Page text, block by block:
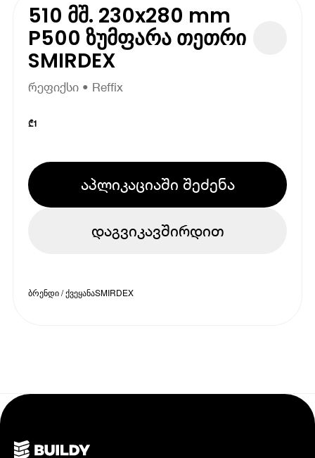
510 მშ. 230x280 mm
P500 ზუმფარა თეთრი
SMIRDEX
რეფიქსი • Reffix
₾1
აპლიკაციაში შეძენა
დაგვიკავშირდით
ბრენდი / ქვეყანაSMIRDEX